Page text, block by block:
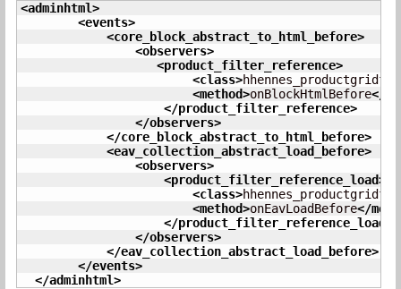
<adminhtml>
<events>
<core_block_abstract_to_html_before>
<observers>
<product_filter_reference>
<class>
<method>onBlockHtmlBefore</
</product_filter_reference>
</observers>
</core_block_abstract_to_html_before>
<eav_collection_abstract_load_before>
<observers>
<product_filter_reference_load>
<class>
<method>onEavLoadBefore</
</product_filter_reference_load
</observers>
</eav_collection_abstract_load_before>
</events>
</adminhtml>